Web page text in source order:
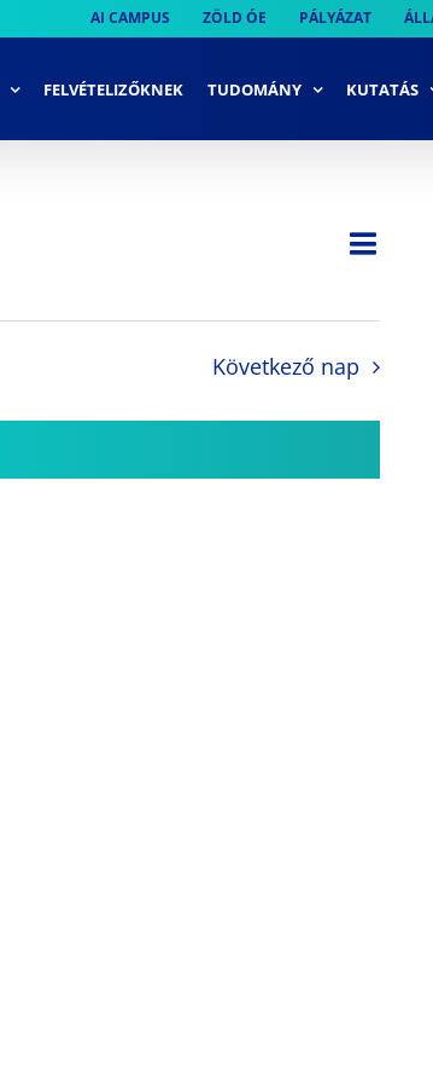
AI CAMPUS ZÖLD ÓE PÁLYÁZAT
FELVÉTELIZŐKNEK TUDOMÁNY KUTATÁS
Nap
Következő nap